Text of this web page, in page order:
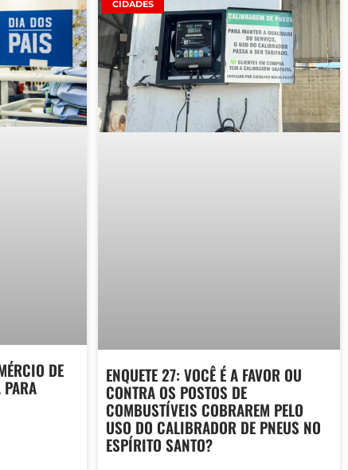
DE
PARA
CIDADES
ENQUETE 27: VOCÊ É A FAVOR OU
CONTRA OS POSTOS DE
COMBUSTÍVEIS COBRAREM PELO
USO DO CALIBRADOR DE PNEUS NO
ESPÍRITO SANTO?